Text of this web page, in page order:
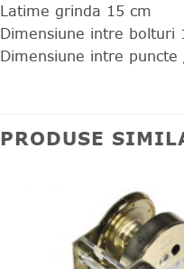
Latime grinda 15 cm
Dimensiune intre bolturi
Dimensiune intre
PRODUSE